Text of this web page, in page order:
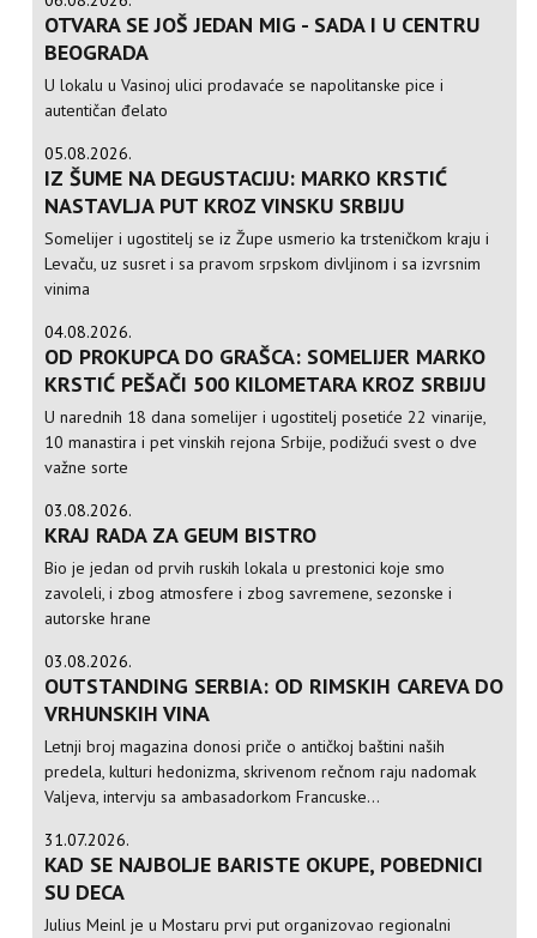
OTVARA SE JOŠ JEDAN MIG - SADA I U CENTRU
BEOGRADA
U lokalu u Vasinoj ulici prodavaće se napolitanske pice i
autentičan đelato
05.08.2026.
IZ ŠUME NA DEGUSTACIJU: MARKO KRSTIĆ
NASTAVLJA PUT KROZ VINSKU SRBIJU
Somelijer i ugostitelj se iz Župe usmerio ka trsteničkom kraju i
Levaču, uz susret i sa pravom srpskom divljinom i sa izvrsnim
vinima
04.08.2026.
OD PROKUPCA DO GRAŠCA: SOMELIJER MARKO
KRSTIĆ PEŠAČI 500 KILOMETARA KROZ SRBIJU
U narednih 18 dana somelijer i ugostitelj posetiće 22 vinarije,
10 manastira i pet vinskih rejona Srbije, podižući svest o dve
važne sorte
03.08.2026.
KRAJ RADA ZA GEUM BISTRO
Bio je jedan od prvih ruskih lokala u prestonici koje smo
zavoleli, i zbog atmosfere i zbog savremene, sezonske i
autorske hrane
03.08.2026.
OUTSTANDING SERBIA: OD RIMSKIH CAREVA DO
VRHUNSKIH VINA
Letnji broj magazina donosi priče o antičkoj baštini naših
predela, kulturi hedonizma, skrivenom rečnom raju nadomak
Valjeva, intervju sa ambasadorkom Francuske...
31.07.2026.
KAD SE NAJBOLJE BARISTE OKUPE, POBEDNICI
SU DECA
Julius Meinl je u Mostaru prvi put organizovao regionalni